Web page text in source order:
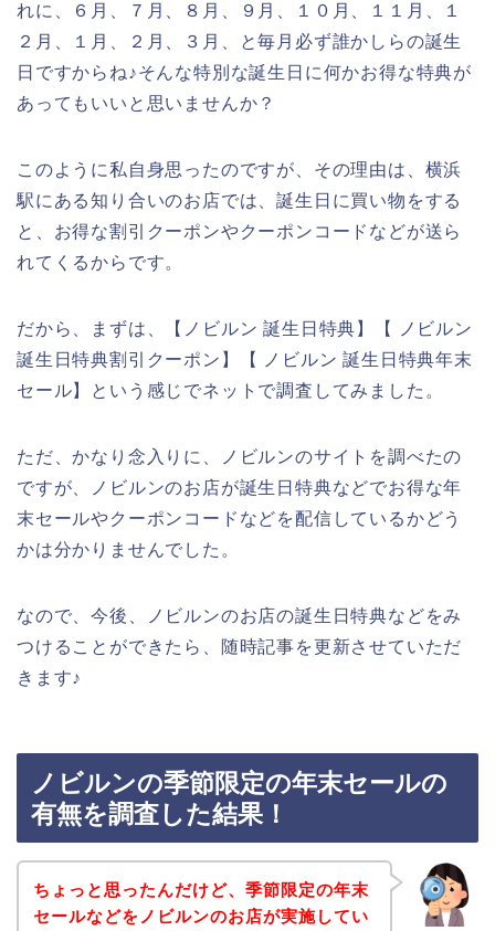
れに、６月、７月、８月、９月、１０月、１１月、１
２月、１月、２月、３月、と毎月必ず誰かしらの誕生
日ですからね♪そんな特別な誕生日に何かお得な特典が
あってもいいと思いませんか？
このように私自身思ったのですが、その理由は、横浜
駅にある知り合いのお店では、誕生日に買い物をする
と、お得な割引クーポンやクーポンコードなどが送ら
れてくるからです。
だから、まずは、【ノビルン 誕生日特典】【 ノビルン
誕生日特典割引クーポン】【 ノビルン 誕生日特典年末
セール】という感じでネットで調査してみました。
ただ、かなり念入りに、ノビルンのサイトを調べたの
ですが、ノビルンのお店が誕生日特典などでお得な年
末セールやクーポンコードなどを配信しているかどう
かは分かりませんでした。
なので、今後、ノビルンのお店の誕生日特典などをみ
つけることができたら、随時記事を更新させていただ
きます♪
ノビルンの季節限定の年末セールの
有無を調査した結果！
ちょっと思ったんだけど、季節限定の年末
セールなどをノビルンのお店が実施してい